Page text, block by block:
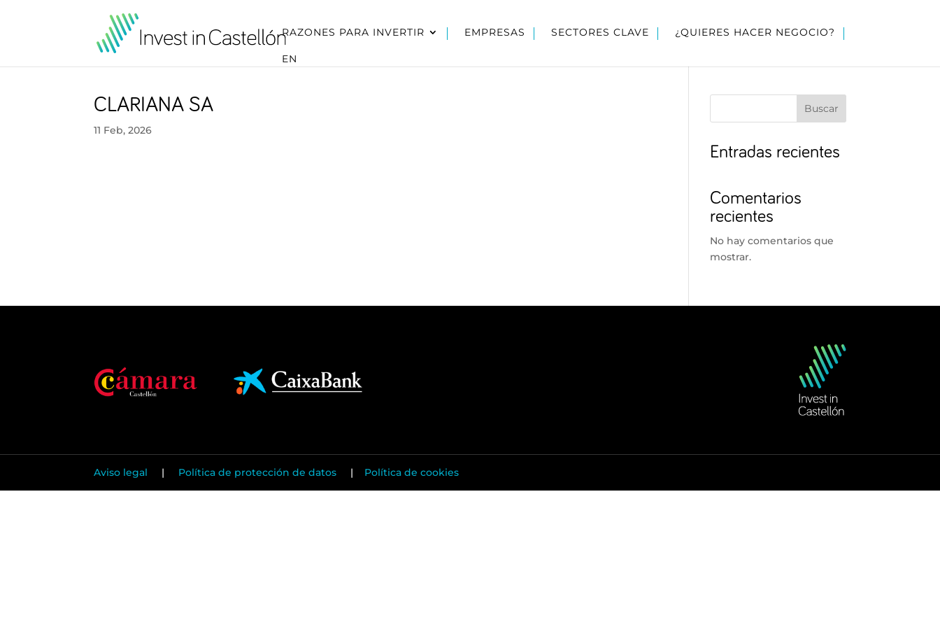
RAZONES PARA INVERTIR EMPRESAS SECTORES CLAVE ¿QUIERES HACER NEGOCIO?
EN
CLARIANA SA
11 Feb, 2026
Buscar
Entradas recientes
Comentarios
recientes
No hay comentarios que
mostrar.
Aviso legal | Política de protección de datos | Política de cookies